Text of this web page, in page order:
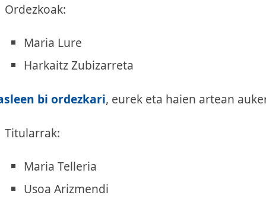
Ordezkoak:
Maria Lure
Harkaitz Zubizarreta
bi ordezkari, eurek eta haien artean
Titularrak:
Maria Telleria
Usoa Arizmendi